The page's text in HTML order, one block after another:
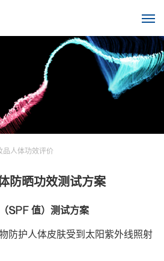
品人体功效评价
防晒功效测试方案
SPF 值）测试方案
防护人体皮肤受到太阳紫外线照射